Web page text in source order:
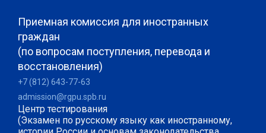
Приемная комиссия для иностранных
граждан
(по вопросам поступления, перевода и
восстановления)
+7 (812) 643-77-63
admission@rgpu.spb.ru
Центр тестирования
(Экзамен по русскому языку как иностранному,